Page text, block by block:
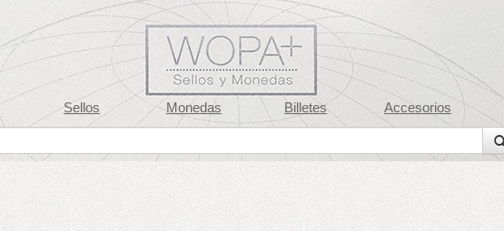
Sellos Monedas Billetes Accesorios